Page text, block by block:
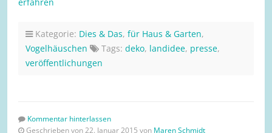
Kategorie: Dies & Das, für Haus & Garten,
Vogelhäuschen
Tags: deko, landidee, presse,
veröffentlichungen
Kommentar hinterlassen
Geschrieben von 22. Januar 2015 von Maren Schmidt